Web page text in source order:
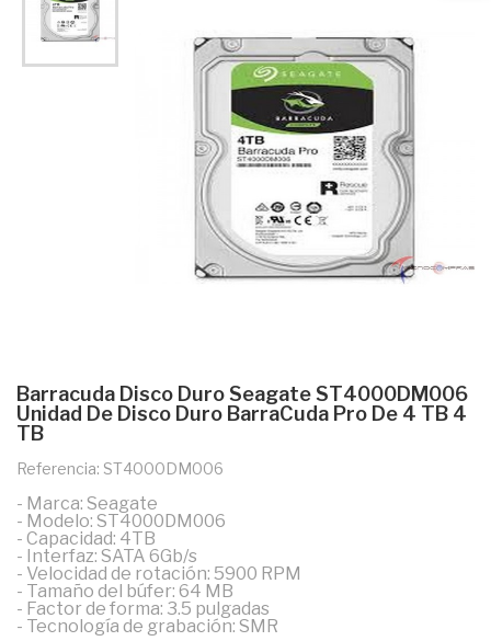
Barracuda Disco Duro Seagate ST4000DM006
Unidad De Disco Duro BarraCuda Pro De 4 TB 4
TB
Referencia: ST4000DM006
- Marca: Seagate
- Modelo: ST4000DM006
- Capacidad: 4TB
- Interfaz: SATA 6Gb/s
- Velocidad de rotación: 5900 RPM
- Tamaño del búfer: 64 MB
- Factor de forma: 3.5 pulgadas
- Tecnología de grabación: SMR